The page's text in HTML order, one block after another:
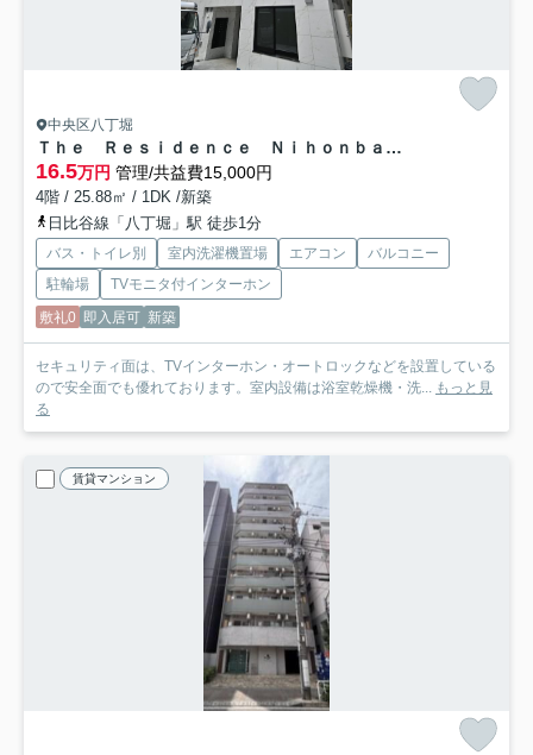
中央区八丁堀
Ｔｈｅ Ｒｅｓｉｄｅｎｃｅ Ｎｉｈｏｎｂａｓｈｉ
16.5万円 管理/共益費15,000円
4階 / 25.88㎡ / 1DK /新築
日比谷線「八丁堀」駅 徒歩1分
バス・トイレ別 室内洗濯機置場 エアコン
バルコニー
駐輪場
TVモニタ付インターホン
敷礼0 即入居可 新築
セキュリティ面は、TVインターホン・オートロックなどを設置している
ので安全面でも優れております。室内設備は浴室乾燥機・洗...
もっと見
る
賃貸マンション